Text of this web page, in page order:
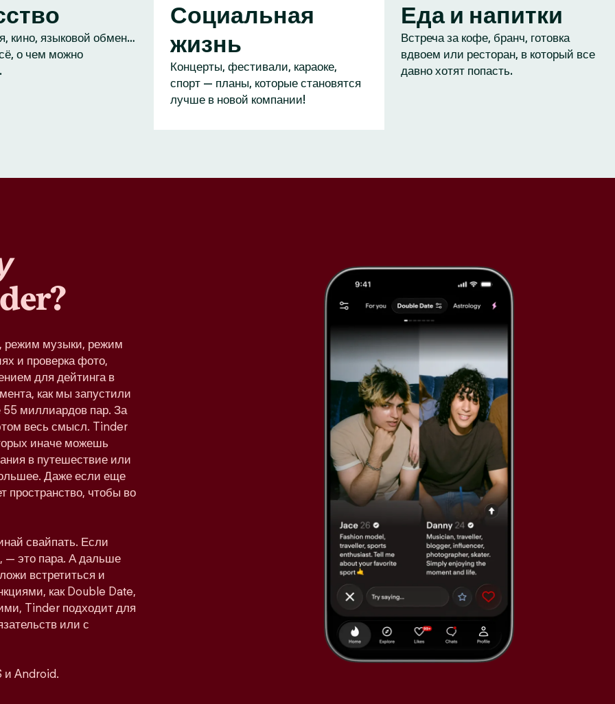
кино, языковой обмен…
о чем можно
Социальная
жизнь
Концерты, фестивали, караоке,
спорт — планы, которые становятся
лучше в новой компании!
Еда и напитки
Встреча за кофе, бранч, готовка
вдвоем или ресторан, в который все
давно хотят попасть.
режим музыки, режим
и проверка фото,
для дейтинга в
как мы запустили
55 миллиардов пар. За
весь смысл. Tinder
иначе можешь
в путешествие или
Даже если еще
чтобы во
свайпать. Если
— это пара. А дальше
встретиться и
как Double Date,
Tinder подходит для
или с
и Android.